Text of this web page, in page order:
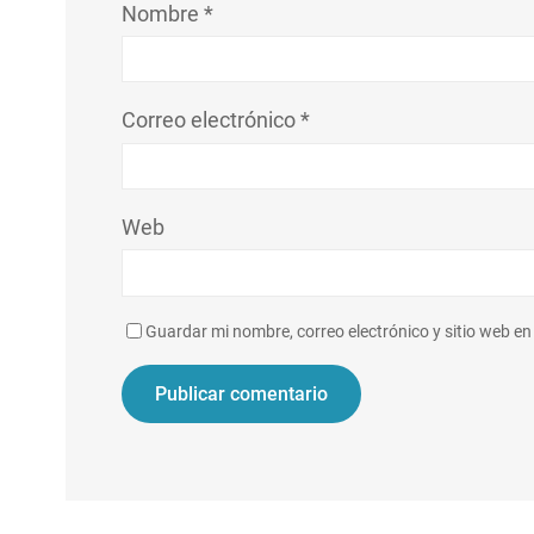
Nombre*
Correo electrónico*
Web
Guardar mi nombre, correo electrónico y sitio web